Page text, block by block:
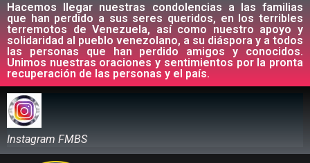
Hacemos llegar nuestras condolencias a las familias
que han perdido a sus seres queridos, en los terribles
terremotos de Venezuela, así como nuestro apoyo y
solidaridad al pueblo venezolano, a su diáspora y a todos
las personas que han perdido amigos y conocidos.
Unimos nuestras oraciones y sentimientos por la pronta
recuperación de las personas y el país.
Instagram FMBS